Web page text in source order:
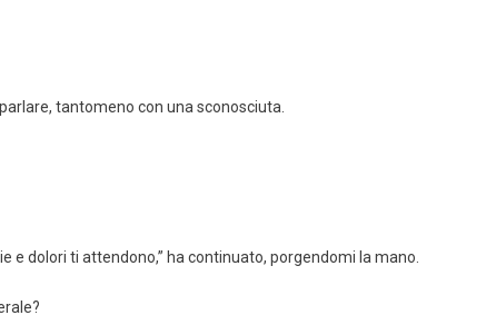
tantomeno con una sconosciuta.
e dolori ti attendono,” ha continuato, porgendomi la mano.